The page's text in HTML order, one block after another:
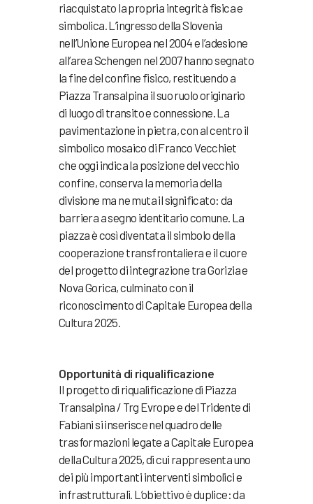
riacquistato la propria integrità fisica e
simbolica. L’ingresso della Slovenia
nell’Unione Europea nel 2004 e l’adesione
all’area Schengen nel 2007 hanno segnato
la fine del confine fisico, restituendo a
Piazza Transalpina il suo ruolo originario
di luogo di transito e connessione. La
pavimentazione in pietra, con al centro il
simbolico mosaico di Franco Vecchiet
che oggi indica la posizione del vecchio
confine, conserva la memoria della
divisione ma ne muta il significato: da
barriera a segno identitario comune. La
piazza è così diventata il simbolo della
cooperazione transfrontaliera e il cuore
del progetto di integrazione tra Gorizia e
Nova Gorica, culminato con il
riconoscimento di Capitale Europea della
Cultura 2025.
Opportunità di riqualificazione
Il progetto di riqualificazione di Piazza
Transalpina / Trg Evrope e del Tridente di
Fabiani si inserisce nel quadro delle
trasformazioni legate a Capitale Europea
della Cultura 2025, di cui rappresenta uno
dei più importanti interventi simbolici e
infrastrutturali. L’obiettivo è duplice: da